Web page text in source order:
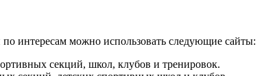
интересам можно использовать следующие сайты:
секций, школ, клубов и тренировок.